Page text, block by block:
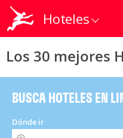
Hoteles
Los 30 mejores
BUSCA HOTELES EN
Dónde ir